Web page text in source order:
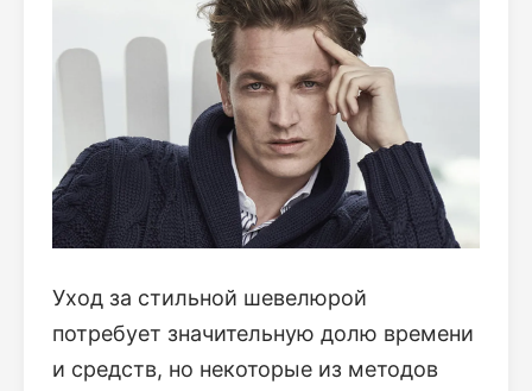
Уход за стильной шевелюрой
потребует значительную долю времени
и средств, но некоторые из методов